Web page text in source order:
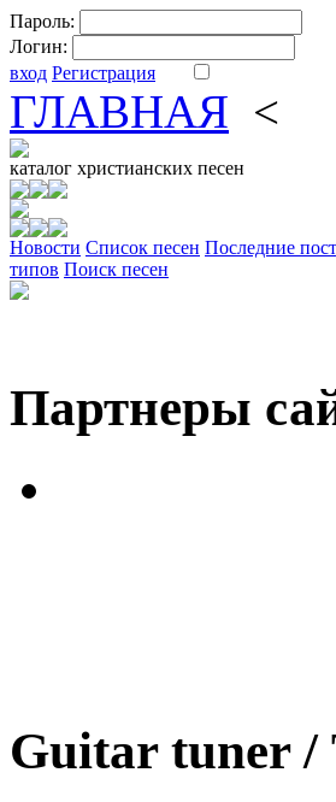
Пароль:
Логин:
вход Регистрация
ГЛАВНАЯ <
каталог христианских песен
Новости Cписок песен Последние
типов Поиск песен
Партнеры
Guitar tuner